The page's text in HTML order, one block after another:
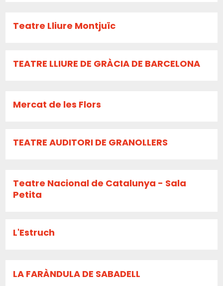
Teatre Lliure Montjuïc
TEATRE LLIURE DE GRÀCIA DE BARCELONA
Mercat de les Flors
TEATRE AUDITORI DE GRANOLLERS
Teatre Nacional de Catalunya - Sala
Petita
L'Estruch
LA FARÀNDULA DE SABADELL